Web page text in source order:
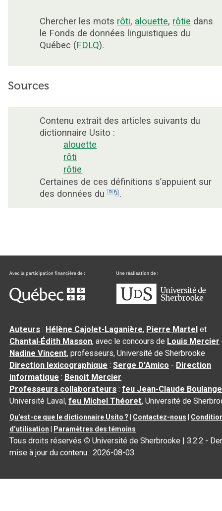
Chercher les mots rôti, alouette, rôtie dans
le Fonds de données linguistiques du
Québec (FDLQ).
Sources
Contenu extrait des articles suivants du
dictionnaire Usito :
alouette
rôti
rôtie
Certaines de ces définitions s’appuient sur
des données du
.
Auteurs : Hélène Cajolet-Laganière, Pierre Martel et
Chantal‑Édith Masson, avec le concours de Louis Mercier
Nadine Vincent, professeurs, Université de Sherbrooke
Direction lexicographique :Serge D’Amico - Direction
informatique : Benoit Mercier
Professeurs collaborateurs :feu Jean-Claude
Université Laval,feu Michel Théoret, Université de
Qu’est-ce que le dictionnaire Usito ? Contactez-nous
d’utilisation
Paramètres des témoins
Tous droits réservés © Université de Sherbrooke |3.2.2 -
mise à jour du contenu :2026-08-03